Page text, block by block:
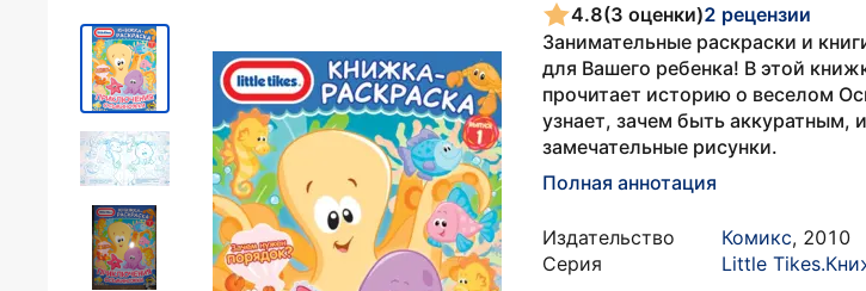
4.8(3 оценки)2 рецензии
Занимательные раскраски и
для Вашего ребенка! В этой
прочитает историю о веселом
узнает, зачем быть аккуратным,
замечательные рисунки.
Полная аннотация
Издательство Комикс, 2010
Серия
Little